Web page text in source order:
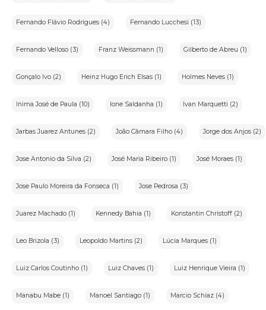
Fernando Flávio Rodrigues (4) Fernando Lucchesi (13)
Fernando Velloso (3) Franz Weissmann (1) Gilberto de Abreu (1)
Gonçalo Ivo (2) Heinz Hugo Erich Elsas (1) Holmes Neves (1)
Inima José de Paula (10) Ione Saldanha (1) Ivan Marquetti (2)
Jarbas Juarez Antunes (2) João Câmara Filho (4) Jorge dos Anjos (2)
Jose Antonio da Silva (2) José Maria Ribeiro (1) José Moraes (1)
Jose Paulo Moreira da Fonseca (1) Jose Pedrosa (3)
Juarez Machado (1) Kennedy Bahia (1) Konstantin Christoff (2)
Leo Brizola (3) Leopoldo Martins (2) Lúcia Marques (1)
Luiz Carlos Coutinho (1) Luiz Chaves (1) Luiz Henrique Vieira (1)
Manabu Mabe (1) Manoel Santiago (1) Marcio Schiaz (4)